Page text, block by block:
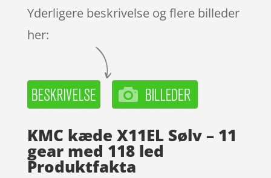
Yderligere beskrivelse og flere billeder
her:
KMC kæde X11EL Sølv – 11
gear med 118 led
Produktfakta